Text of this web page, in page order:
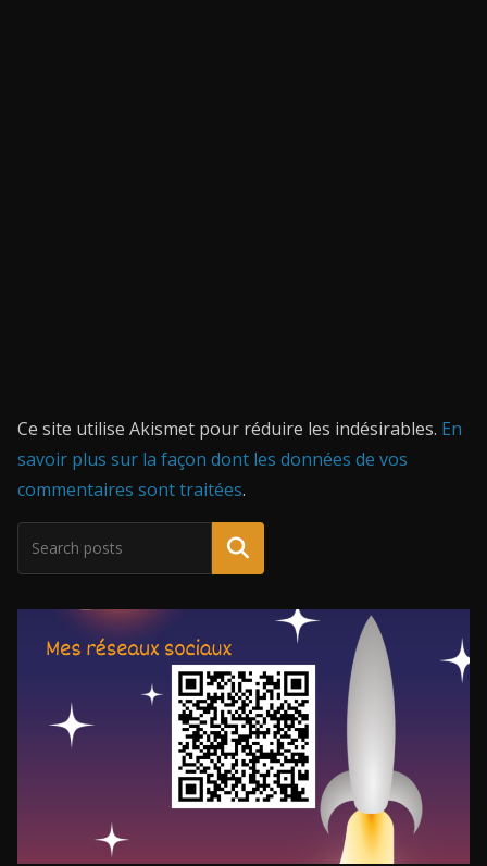
Ce site utilise Akismet pour réduire les indésirables. En
savoir plus sur la façon dont les données de vos
commentaires sont traitées.